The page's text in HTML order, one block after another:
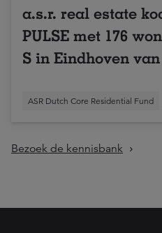
a.s.r. real estate
PULSE met 176
S in Eindhoven
ASR Dutch Core Residential Fund
Bezoek de kennisbank